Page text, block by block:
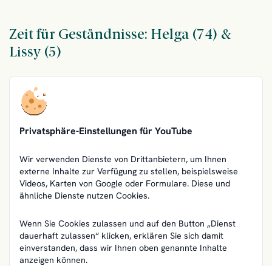
Zeit für Geständnisse: Helga (74) &
Lissy (5)
Privatsphäre-Einstellungen für YouTube
Wir verwenden Dienste von Drittanbietern, um Ihnen
externe Inhalte zur Verfügung zu stellen, beispielsweise
Videos, Karten von Google oder Formulare. Diese und
ähnliche Dienste nutzen Cookies.
Wenn Sie Cookies zulassen und auf den Button „Dienst
dauerhaft zulassen“ klicken, erklären Sie sich damit
einverstanden, dass wir Ihnen oben genannte Inhalte
anzeigen können.